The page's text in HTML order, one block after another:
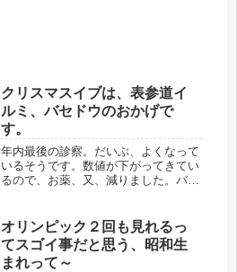
クリスマスイブは、表参道イ
ルミ、バセドウのおかげで
す。
年内最後の診察。だいぶ、よくなって
いるそうです。数値が下がってきてい
るので、お薬、又、減りました。バセ
からないけど、電車に飛び乗るのも出
来るし、もう最高に嬉しいです。とこ
ろ...
オリンピック２回も見れるっ
てスゴイ事だと思う、昭和生
まれって～